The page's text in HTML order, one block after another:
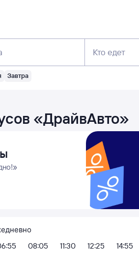
Завтра
Кто едет
«ДрайвАвто»
08:05 11:30 12:25 14:55